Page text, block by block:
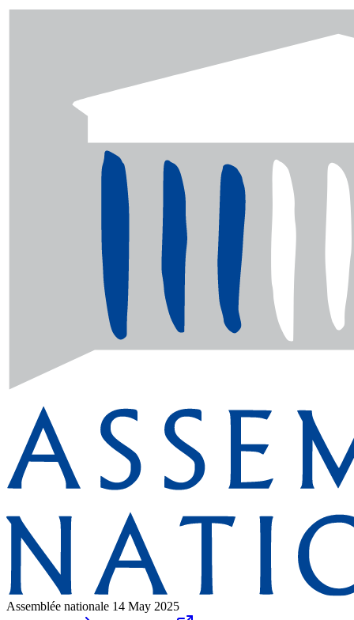
Assemblée nationale 14 May 2025